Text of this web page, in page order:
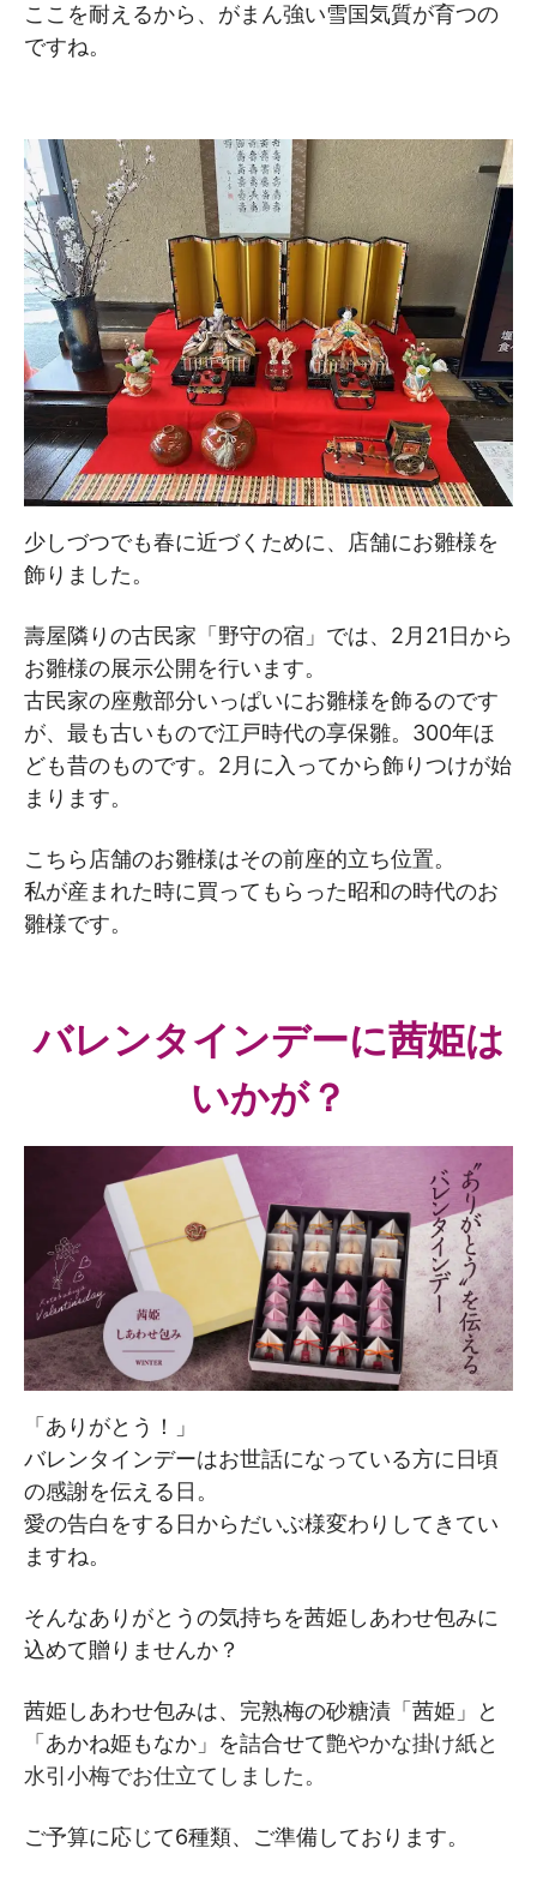
ここを耐えるから、がまん強い雪国気質が育つの
ですね。
少しづつでも春に近づくために、店舗にお雛様を
飾りました。
壽屋隣りの古民家「野守の宿」では、2月21日から
お雛様の展示公開を行います。
古民家の座敷部分いっぱいにお雛様を飾るのです
が、最も古いもので江戸時代の享保雛。300年ほ
ども昔のものです。2月に入ってから飾りつけが始
まります。
こちら店舗のお雛様はその前座的立ち位置。
私が産まれた時に買ってもらった昭和の時代のお
雛様です。
バレンタインデーに茜姫は
いかが？
「ありがとう！」
バレンタインデーはお世話になっている方に日頃
の感謝を伝える日。
愛の告白をする日からだいぶ様変わりしてきてい
ますね。
そんなありがとうの気持ちを茜姫しあわせ包みに
込めて贈りませんか？
茜姫しあわせ包みは、完熟梅の砂糖漬「茜姫」と
「あかね姫もなか」を詰合せて艶やかな掛け紙と
水引小梅でお仕立てしました。
ご予算に応じて6種類、ご準備しております。